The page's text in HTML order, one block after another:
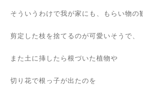
そういうわけで我が家にも、もらい物の
剪定した枝を捨てるのが可愛いそうで、
また土に挿したら根づいた植物や
切り花で根っ子が出たのを